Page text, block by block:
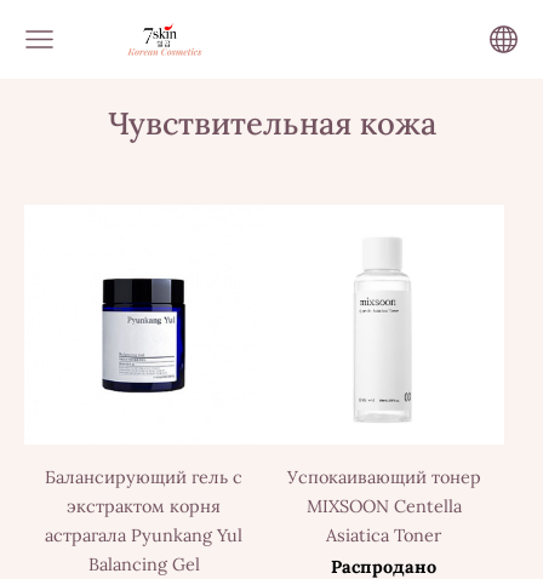
Чувствительная кожа
Балансирующий гель с
экстрактом корня
астрагала Pyunkang Yul
Balancing Gel
Успокаивающий тонер
MIXSOON Centella
Asiatica Toner
Распродано